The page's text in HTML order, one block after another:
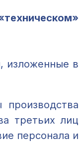
изложенные в
третьих лиц
персонала и